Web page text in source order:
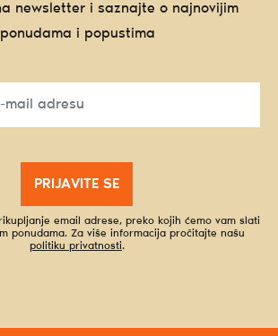
newsletter i saznajte o najnovijim
ponudama i popustima
PRIJAVITE SE
email adrese, preko kojih ćemo vam slati
ponudama. Za više informacija pročitajte našu
politiku privatnosti.